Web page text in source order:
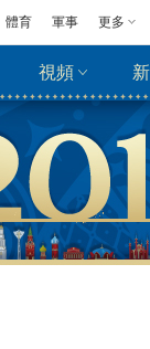
體育 軍事 更多
視頻